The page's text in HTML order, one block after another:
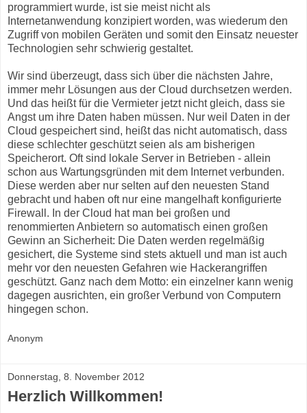
programmiert wurde, ist sie meist nicht als
Internetanwendung konzipiert worden, was wiederum den
Zugriff von mobilen Geräten und somit den Einsatz neuester
Technologien sehr schwierig gestaltet.
Wir sind überzeugt, dass sich über die nächsten Jahre,
immer mehr Lösungen aus der Cloud durchsetzen werden.
Und das heißt für die Vermieter jetzt nicht gleich, dass sie
Angst um ihre Daten haben müssen. Nur weil Daten in der
Cloud gespeichert sind, heißt das nicht automatisch, dass
diese schlechter geschützt seien als am bisherigen
Speicherort. Oft sind lokale Server in Betrieben - allein
schon aus Wartungsgründen mit dem Internet verbunden.
Diese werden aber nur selten auf den neuesten Stand
gebracht und haben oft nur eine mangelhaft konfigurierte
Firewall. In der Cloud hat man bei großen und
renommierten Anbietern so automatisch einen großen
Gewinn an Sicherheit: Die Daten werden regelmäßig
gesichert, die Systeme sind stets aktuell und man ist auch
mehr vor den neuesten Gefahren wie Hackerangriffen
geschützt. Ganz nach dem Motto: ein einzelner kann wenig
dagegen ausrichten, ein großer Verbund von Computern
hingegen schon.
Anonym
Donnerstag, 8. November 2012
Herzlich Willkommen!